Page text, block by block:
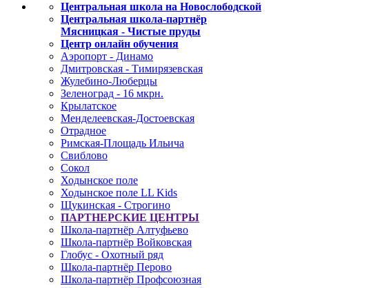
Центральная школа на Новослободской
Центральная школа-партнёр
Мясницкая - Чистые пруды
Центр онлайн обучения
Аэропорт - Динамо
Дмитровская - Тимирязевская
Жулебино-Люберцы
Зеленоград - 16 мкрн.
Крылатское
Менделеевская-Достоевская
Отрадное
Римская-Площадь Ильича
Свиблово
Сокол
Ходынское поле
Ходынское поле LL Kids
Щукинская - Строгино
ПАРТНЕРСКИЕ ЦЕНТРЫ
Школа-партнёр Алтуфьево
Школа-партнёр Войковская
Глобус - Охотный ряд
Школа-партнёр Перово
Школа-партнёр Профсоюзная